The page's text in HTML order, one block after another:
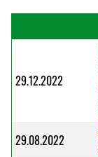
29.12.2022
29.08.2022